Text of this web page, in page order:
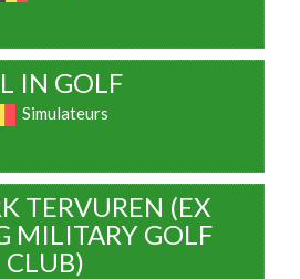
IN GOLF
Simulateurs
TERVUREN (EX
MILITARY GOLF
CLUB)